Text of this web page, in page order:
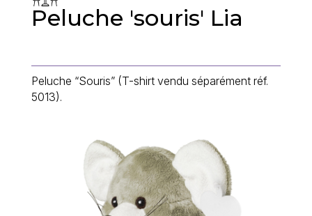
Peluche 'souris' Lia
Peluche “Souris” (T-shirt vendu séparément réf.
5013).